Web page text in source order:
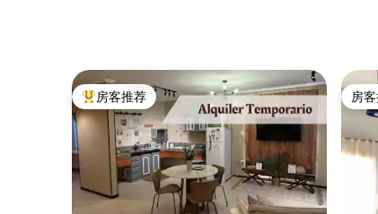
热门「房客推荐」
房客推荐 房
房